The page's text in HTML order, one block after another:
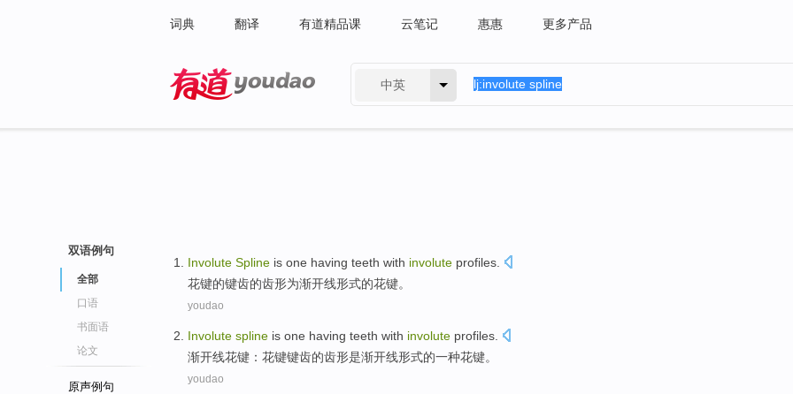
词典 翻译 有道精品课 云笔记 惠惠 更多产品
中英
双语例句
全部
口语
书面语
论文
原声例句
Involute Spline is one having teeth with involute profiles.
花键的键齿的齿形为渐开线形式的花键。
youdao
Involute spline is one having teeth with involute profiles.
渐开线花键 ：花键键齿的齿形是渐开线形式的一种花键。
youdao